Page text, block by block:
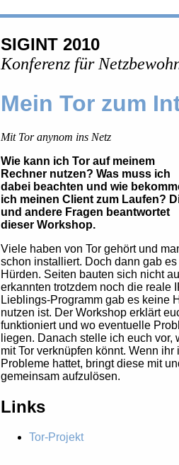
SIGINT 2010
Konferenz für
Mein Tor zum
Mit Tor anynom ins Netz
Wie kann ich Tor auf meinem
Rechner nutzen? Was muss ich
dabei beachten und wie
ich meinen Client zum Laufen?
und andere Fragen beantwortet
dieser Workshop.
Viele haben von Tor gehört und
schon installiert. Doch dann gab es
Hürden. Seiten bauten sich nicht
erkannten trotzdem noch die reale
Lieblings-Programm gab es keine
nutzen ist. Der Workshop erklärt
funktioniert und wo eventuelle
liegen. Danach stelle ich euch
mit Tor verknüpfen könnt. Wenn
Probleme hattet, bringt diese mit
gemeinsam aufzulösen.
Links
Tor-Projekt